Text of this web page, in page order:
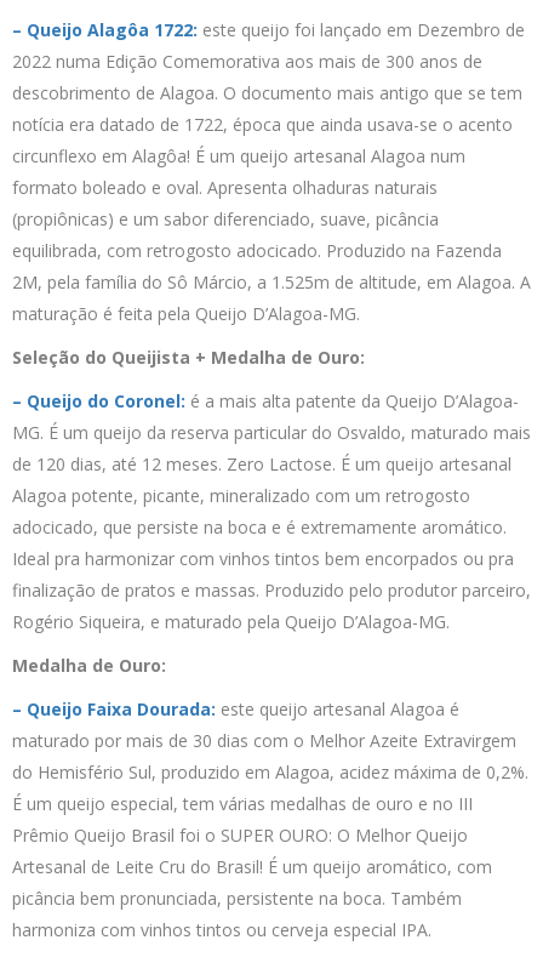
– Queijo Alagôa 1722: este queijo foi lançado em Dezembro de
2022 numa Edição Comemorativa aos mais de 300 anos de
descobrimento de Alagoa. O documento mais antigo que se tem
notícia era datado de 1722, época que ainda usava-se o acento
circunflexo em Alagôa! É um queijo artesanal Alagoa num
formato boleado e oval. Apresenta olhaduras naturais
(propiônicas) e um sabor diferenciado, suave, picância
equilibrada, com retrogosto adocicado. Produzido na Fazenda
2M, pela família do Sô Márcio, a 1.525m de altitude, em Alagoa. A
maturação é feita pela Queijo D’Alagoa-MG.
Seleção do Queijista + Medalha de Ouro:
– Queijo do Coronel: é a mais alta patente da Queijo D’Alagoa-
MG. É um queijo da reserva particular do Osvaldo, maturado mais
de 120 dias, até 12 meses. Zero Lactose. É um queijo artesanal
Alagoa potente, picante, mineralizado com um retrogosto
adocicado, que persiste na boca e é extremamente aromático.
Ideal pra harmonizar com vinhos tintos bem encorpados ou pra
finalização de pratos e massas. Produzido pelo produtor parceiro,
Rogério Siqueira, e maturado pela Queijo D’Alagoa-MG.
Medalha de Ouro:
– Queijo Faixa Dourada: este queijo artesanal Alagoa é
maturado por mais de 30 dias com o Melhor Azeite Extravirgem
do Hemisfério Sul, produzido em Alagoa, acidez máxima de 0,2%.
É um queijo especial, tem várias medalhas de ouro e no III
Prêmio Queijo Brasil foi o SUPER OURO: O Melhor Queijo
Artesanal de Leite Cru do Brasil! É um queijo aromático, com
picância bem pronunciada, persistente na boca. Também
harmoniza com vinhos tintos ou cerveja especial IPA.